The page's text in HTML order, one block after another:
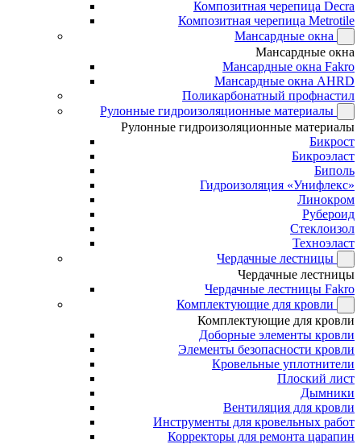
Композитная черепица Decra
Композитная черепица Metrotile
Мансардные окна
Мансардные окна
Мансардные окна Fakro
Мансардные окна AHRD
Поликарбонатный профнастил
Рулонные гидроизоляционные материалы
Рулонные гидроизоляционные материалы
Бикрост
Бикроэласт
Биполь
Гидроизоляция «Унифлекс»
Линокром
Рубероид
Стеклоизол
Техноэласт
Чердачные лестницы
Чердачные лестницы
Чердачные лестницы Fakro
Комплектующие для кровли
Комплектующие для кровли
Доборные элементы кровли
Элементы безопасности кровли
Кровельные уплотнители
Плоский лист
Дымники
Вентиляция для кровли
Инструменты для кровельных работ
Корректоры для ремонта царапин